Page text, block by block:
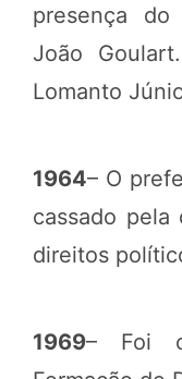
presença do
João
Lomanto
1964– O
cassado
direitos
1969– Foi